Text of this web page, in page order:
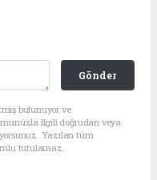
Gönder
bulunuyor ve
ilgili doğrudan veya
Yazılan tüm
tutulamaz.